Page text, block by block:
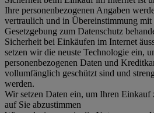
Ihre personenbezogenen Angaben
vertraulich und in Übereinstimmung mit
Gesetzgebung zum Datenschutz
Sicherheit bei Einkäufen im Internet
setzen wir die neuste Technologie ein,
personenbezogenen Daten und
vollumfänglich geschützt sind und
werden.
Wir setzen Daten ein, um Ihren Einkauf
auf Sie abzustimmen